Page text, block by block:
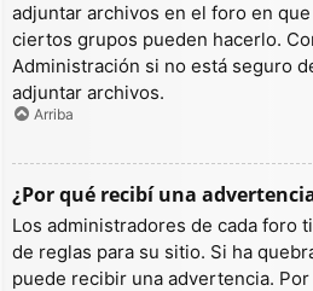
adjuntar archivos en el foro en
ciertos grupos pueden hacerlo.
Administración si no está seguro
adjuntar archivos.
Arriba
¿Por qué recibí una
Los administradores de cada foro
de reglas para su sitio. Si ha
puede recibir una advertencia.